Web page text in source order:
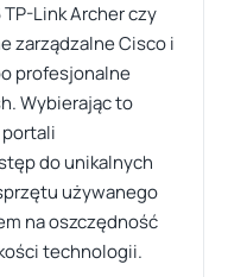
Link Archer czy
zarządzalne Cisco i
profesjonalne
Wybierając to
do unikalnych
używanego
na oszczędność
technologii.